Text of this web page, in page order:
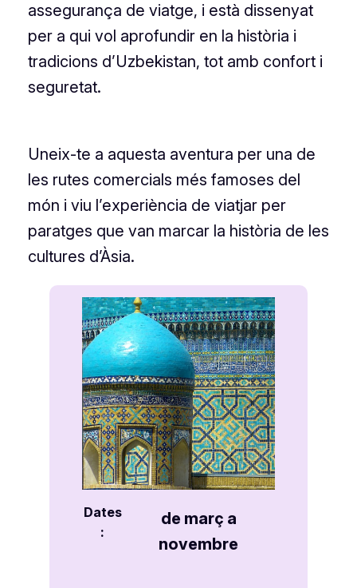
assegurança de viatge, i està dissenyat
per a qui vol aprofundir en la història i
tradicions d’Uzbekistan, tot amb confort i
seguretat.
Uneix-te a aquesta aventura per una de
les rutes comercials més famoses del
món i viu l’experiència de viatjar per
paratges que van marcar la història de les
cultures d’Àsia.
Dates
:
de març a
novembre